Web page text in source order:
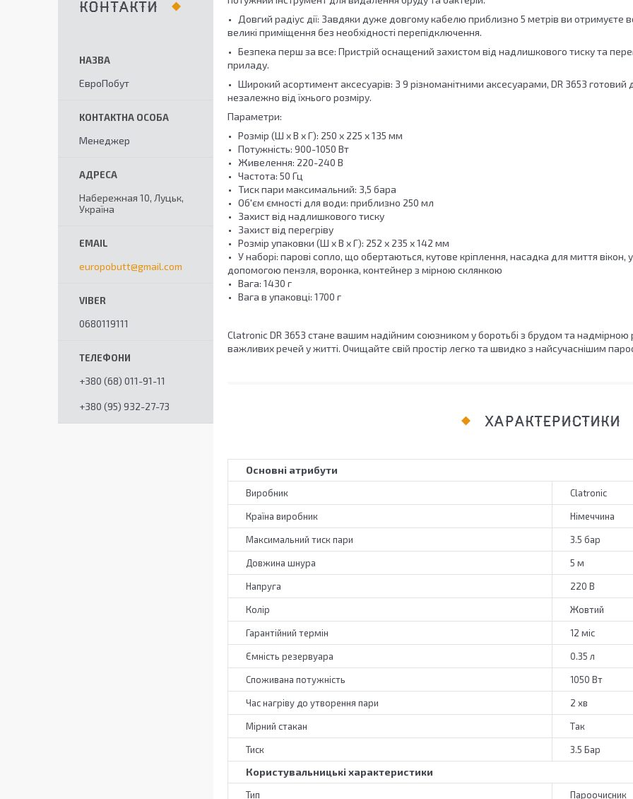
Довгий радіус дії: Завдяки дуже довгому кабелю приблизно 5 метрів ви отримуєте
великі приміщення без необхідності перепідключення.
Безпека перш за все: Пристрій оснащений захистом від надлишкового тиску та
приладу.
Широкий асортимент аксесуарів: З 9 різноманітними аксесуарами, DR 3653
незалежно від їхнього розміру.
Параметри:
Розмір (Ш x В x Г): 250 х 225 х 135 мм
Потужність: 900-1050 Вт
Живелення: 220-240 В
Частота: 50 Гц
Тиск пари максимальний: 3,5 бара
Об'єм ємності для води: приблизно 250 мл
Захист від надлишкового тиску
Захист від перегріву
Розмір упаковки (Ш x В x Г): 252 х 235 х 142 мм
У наборі: парові сопло, що обертаються, кутове кріплення, насадка для миття
допомогою пензля, воронка, контейнер з мірною склянкою
Вага: 1430 г
Вага в упаковці: 1700 г
Clatronic DR 3653 стане вашим надійним союзником у боротьбі з брудом та
важливих речей у житті. Очищайте свій простір легко та швидко з найсучаснішим
ХАРАКТЕРИСТИКИ
Основні атрибути
Виробник Clatronic
Країна виробник Німеччина
Максимальний тиск пари 3.5 бар
Довжина шнура 5 м
Напруга 220 В
Колір Жовтий
Гарантійний термін 12 міс
Ємність резервуара 0.35 л
Споживана потужність 1050 Вт
Час нагріву до утворення пари 2 хв
Мірний стакан Так
Тиск 3.5 Бар
Користувальницькі характеристики
Тип Пароочисник
КОНТАКТИ
ЕвроПобут
Менеджер
Набережная 10, Луцьк,
Україна
europobutt@gmail.com
0680119111
+380 (68) 011-91-11
+380 (95) 932-27-73